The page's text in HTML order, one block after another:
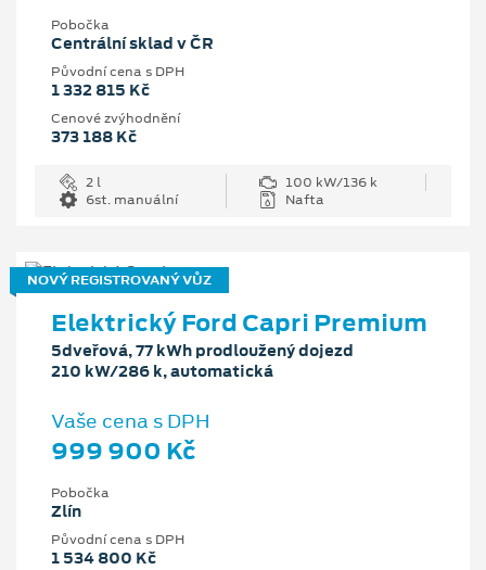
Pobočka
Centrální sklad v ČR
Původní cena s DPH
1 332 815 Kč
Cenové zvýhodnění
373 188 Kč
2 l
100 kW/136 k
6st. manuální
Nafta
NOVÝ REGISTROVANÝ VŮZ
Elektrický Ford Capri Premium
5dveřová, 77 kWh prodloužený dojezd
210 kW/286 k, automatická
Vaše cena s DPH
999 900 Kč
Pobočka
Zlín
Původní cena s DPH
1 534 800 Kč